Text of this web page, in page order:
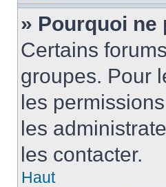
» Pourquoi ne
Certains
groupes. Pour
les
les
les contacter.
Haut